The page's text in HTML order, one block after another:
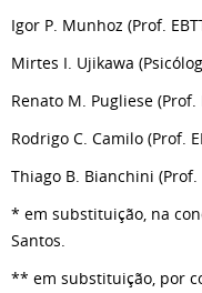
Igor P. Munhoz (Prof.
Mirtes I. Ujikawa
Renato M. Pugliese
Rodrigo C. Camilo (Prof.
Thiago B. Bianchini (Prof.
* em substituição, na
Santos.
** em substituição, por